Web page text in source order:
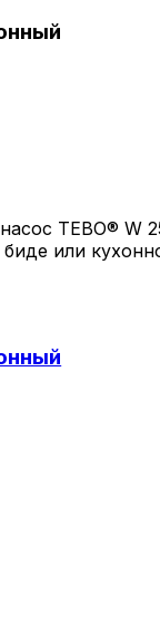
TEBO® W
или